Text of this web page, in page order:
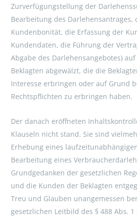
Zurverfügungstellung der
Bearbeitung des Darlehensantrages,
Kundenbonität, die Erfassung der
Kundendaten, die Führung der
Abgabe des Darlehensangebotes)
Beklagten abgewälzt, die die
Interesse erbringen oder auf Grund
Rechtspflichten zu erbringen haben.
Der danach eröffneten
Klauseln nicht stand. Sie sind
Erhebung eines
Bearbeitung eines
Grundgedanken der gesetzlichen
und die Kunden der Beklagten
Treu und Glauben unangemessen
gesetzlichen Leitbild des § 488 Abs. 1